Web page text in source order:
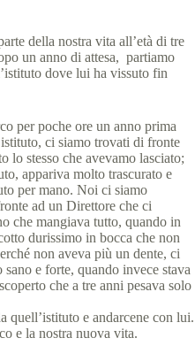
della nostra vita all’età di tre
un anno di attesa, partiamo
dove lui ha vissuto fin
per poche ore un anno prima
ci siamo trovati di fronte
lo stesso che avevamo lasciato;
appariva molto trascurato e
per mano. Noi ci siamo
ad un Direttore che ci
che mangiava tutto, quando in
durissimo in bocca che non
non aveva più un dente, ci
e forte, quando invece stava
che a tre anni pesava solo
quell’istituto e andarcene con lui.
e la nostra nuova vita.